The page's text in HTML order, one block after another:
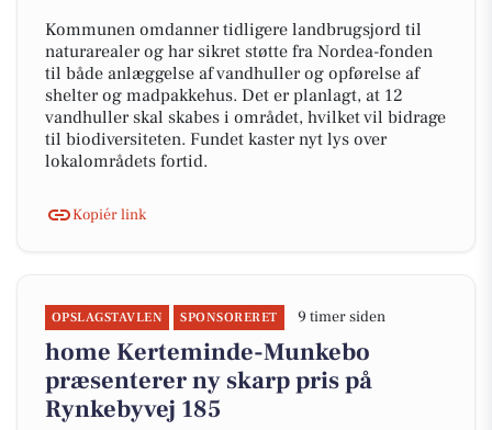
Kommunen omdanner tidligere landbrugsjord til
naturarealer og har sikret støtte fra Nordea-fonden
til både anlæggelse af vandhuller og opførelse af
shelter og madpakkehus. Det er planlagt, at 12
vandhuller skal skabes i området, hvilket vil bidrage
til biodiversiteten. Fundet kaster nyt lys over
lokalområdets fortid.
Kopiér link
OPSLAGSTAVLEN SPONSORERET 9 timer siden
home Kerteminde-Munkebo
præsenterer ny skarp pris på
Rynkebyvej 185